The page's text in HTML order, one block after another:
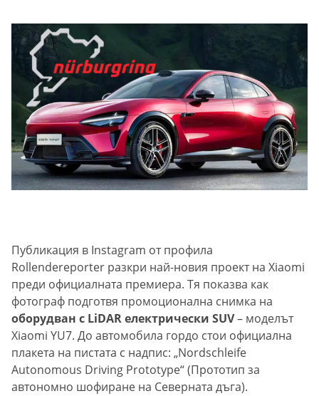
Публикация в Instagram от профила
Rollendereporter разкри най-новия проект на Xiaomi
преди официалната премиера. Тя показва как
фотограф подготвя промоционална снимка на
оборудван с LiDAR електрически SUV– моделът
Xiaomi YU7. До автомобила гордо стои официална
плакета на пистата с надпис: „Nordschleife
Autonomous Driving Prototype“ (Прототип за
автономно шофиране на Северната дъга).